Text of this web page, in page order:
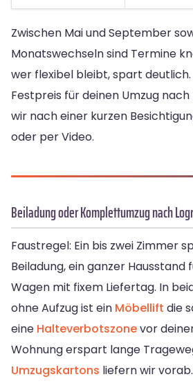
Zwischen Mai und September
Monatswechseln sind Termine
wer flexibel bleibt, spart
Festpreis für deinen Umzug
wir nach einer kurzen
oder per Video.
Beiladung oder Komplettumzug nach
Faustregel: Ein bis zwei Zimmer
Beiladung, ein ganzer Hausstand
Wagen mit fixem Liefertag. In
ohne Aufzug ist ein Möbellift die
eine Halteverbotszonevor
Wohnung erspart lange
Umzugskartons liefern wir vorab.